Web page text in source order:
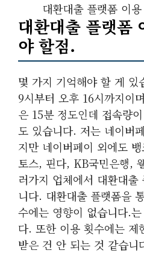
대환대출 플랫폼 이
대환대출 플랫폼
야 할점.
몇 가지 기억해야 할 게 있
9시부터 오후 16시까지이
은 15분 정도인데 접속량
도 있습니다. 저는 네이버
지만 네이버페이 외에도
토스, 핀다, KB국민은행,
러가지 업체에서 대환대
니다. 대환대출 플랫폼을
수에는 영향이 없습니다.
다. 또한 이용 횟수에는 제
받은 건 안 되는 것 같습니